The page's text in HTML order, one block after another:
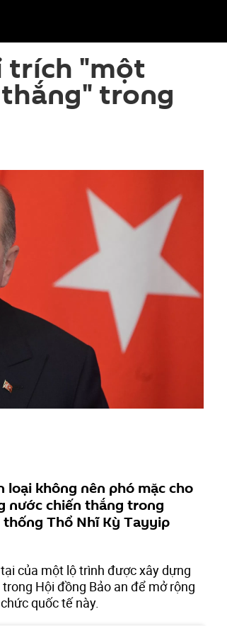
trích "một
trong
loại không nên phó mặc cho
nước chiến thắng trong
Thổ Nhĩ Kỳ Tayyip
của một lộ trình được xây dựng
Hội đồng Bảo an để mở rộng
quốc tế này.